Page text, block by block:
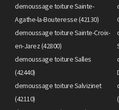
demoussage toiture Sainte-
Agathe-la-Bouteresse (42130)
demoussage toiture Sainte-Croix-
en-Jarez (42800)
demoussage toiture Salles
(42440)
demoussage toiture Salvizinet
(42110)